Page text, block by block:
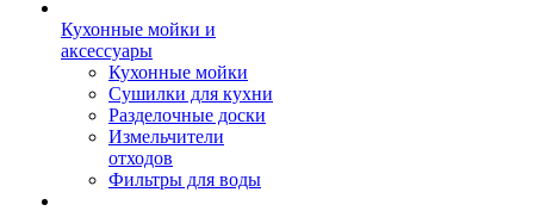
Кухонные мойки и
аксессуары
Кухонные мойки
Сушилки для кухни
Разделочные доски
Измельчители
отходов
Фильтры для воды